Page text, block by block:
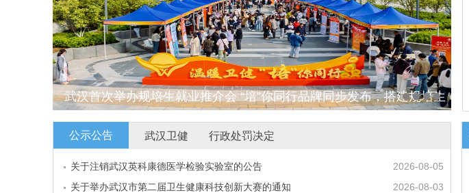
武汉首次举办规培生就业推介会 “培”你同行品牌同步发布，搭建规培生
服务温暖平台
公示公告 武汉卫健 行政处罚决定
关于注销武汉英科康德医学检验实验室的公告
2026-08-05
关于举办武汉市第二届卫生健康科技创新大赛的通知
2026-08-03